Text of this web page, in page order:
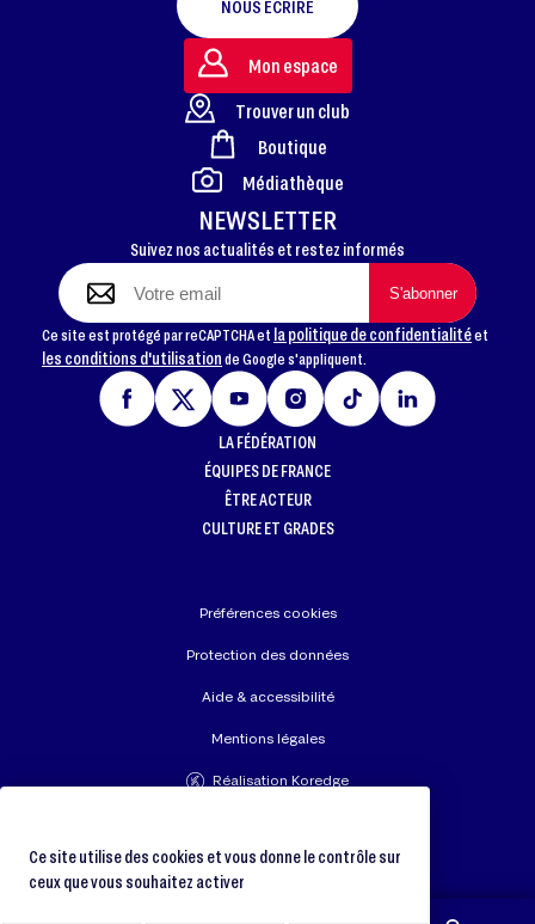
FOOTER
NOUS ÉCRIRE
NEWSLETTER
Suivez nos actualités et restez informés
Ce site est protégé par reCAPTCHA et la politique de confidentialitéet
les conditions d'utilisationde Google s'appliquent.
Mon espace
Trouver un club
Boutique
Médiathèque
LA FÉDÉRATION
ÉQUIPES DE FRANCE
ÊTRE ACTEUR
CULTURE ET GRADES
Préférences cookies
Protection des données
Aide & accessibilité
Mentions légales
Réalisation Koredge
Ce site utilise des cookies et vous donne le contrôle sur
ceux que vous souhaitez activer